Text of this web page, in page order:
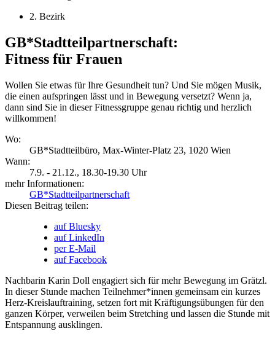
2. Bezirk
GB*Stadtteilpartnerschaft:
Fitness für Frauen
Wollen Sie etwas für Ihre Gesundheit tun? Und Sie mögen Musik,
die einen aufspringen lässt und in Bewegung versetzt? Wenn ja,
dann sind Sie in dieser Fitnessgruppe genau richtig und herzlich
willkommen!
Wo:
GB*Stadtteilbüro, Max-Winter-Platz 23, 1020 Wien
Wann:
7.9. - 21.12., 18.30-19.30 Uhr
mehr Informationen:
GB*Stadtteilpartnerschaft
Diesen Beitrag teilen:
auf Bluesky
auf LinkedIn
per E-Mail
auf Facebook
Nachbarin Karin Doll engagiert sich für mehr Bewegung im Grätzl.
In dieser Stunde machen Teilnehmer*innen gemeinsam ein kurzes
Herz-Kreislauftraining, setzen fort mit Kräftigungsübungen für den
ganzen Körper, verweilen beim Stretching und lassen die Stunde mit
Entspannung ausklingen.